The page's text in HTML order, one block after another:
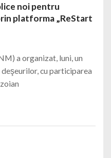
noi pentru
platforma „ReStart
a organizat, luni, un
cu participarea